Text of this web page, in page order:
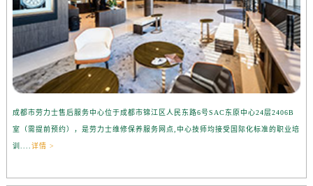
成都市劳力士售后服务中心位于成都市锦江区人民东路6号SAC东原中心24层2406B
室（需提前预约），是劳力士维修保养服务网点,中心技师均接受国际化标准的职业培
训....详情 >